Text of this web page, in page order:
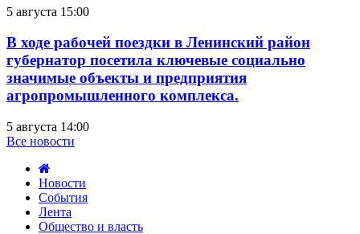
5 августа 15:00
В ходе рабочей поездки в Ленинский район
губернатор посетила ключевые социально
значимые объекты и предприятия
агропромышленного комплекса.
5 августа 14:00
Все новости
Новости
События
Лента
Общество и власть